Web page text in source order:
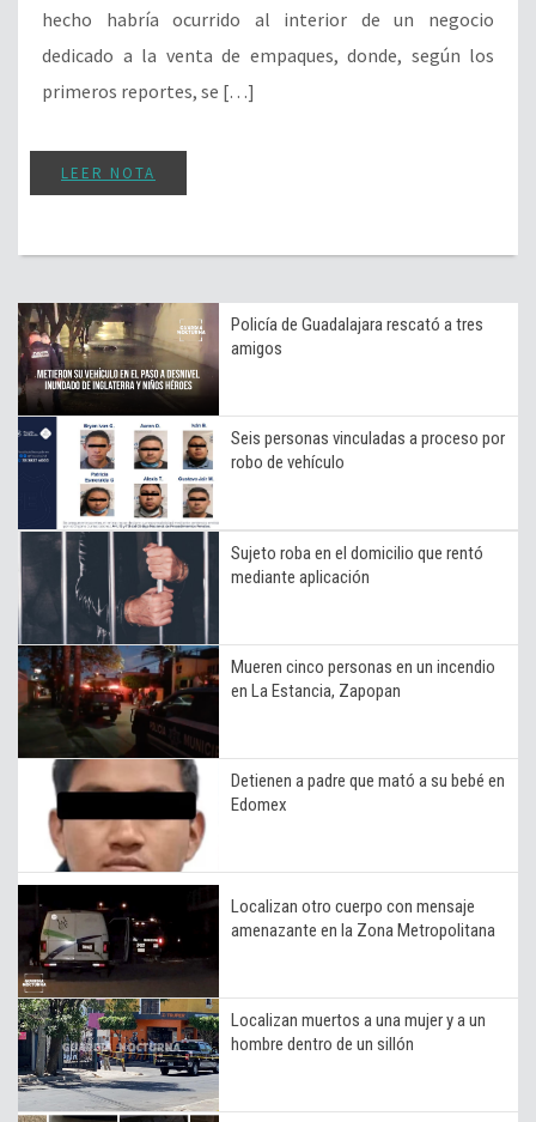
hecho habría ocurrido al interior de un negocio
dedicado a la venta de empaques, donde, según los
primeros reportes, se […]
LEER NOTA
Policía de Guadalajara rescató a tres
amigos
Seis personas vinculadas a proceso por
robo de vehículo
Sujeto roba en el domicilio que rentó
mediante aplicación
Mueren cinco personas en un incendio
en La Estancia, Zapopan
Detienen a padre que mató a su bebé en
Edomex
Localizan otro cuerpo con mensaje
amenazante en la Zona Metropolitana
Localizan muertos a una mujer y a un
hombre dentro de un sillón